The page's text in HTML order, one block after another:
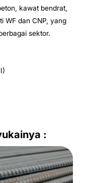
kawat bendrat,
WF dan CNP, yang
sektor.
: